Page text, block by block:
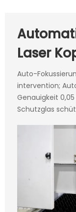
Laser
Auto-
intervention;
Genauigkeit
Schutzglas